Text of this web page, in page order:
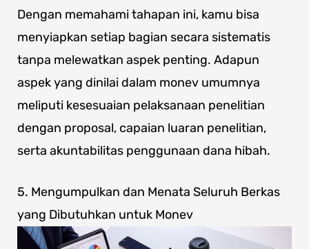
Dengan memahami tahapan ini, kamu bisa
menyiapkan setiap bagian secara sistematis
tanpa melewatkan aspek penting. Adapun
aspek yang dinilai dalam monev umumnya
meliputi kesesuaian pelaksanaan penelitian
dengan proposal, capaian luaran penelitian,
serta akuntabilitas penggunaan dana hibah.
5. Mengumpulkan dan Menata Seluruh Berkas
yang Dibutuhkan untuk Monev